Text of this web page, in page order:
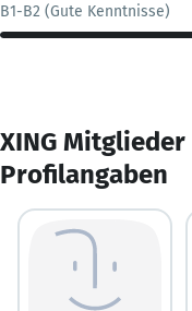
B1-B2 (Gute Kenntnisse)
XING
Profilangaben